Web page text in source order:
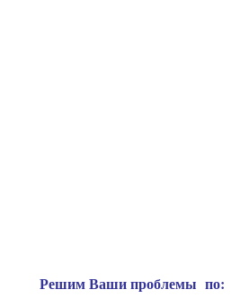
Решим Ваши проблемы по: